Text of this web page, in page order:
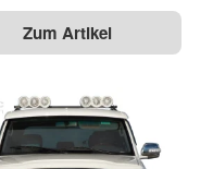
Zum Artikel